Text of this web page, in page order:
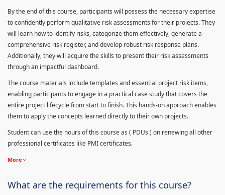
By the end of this course, participants will possess the necessary expertise
to confidently perform qualitative risk assessments for their projects. They
will learn how to identify risks, categorize them effectively, generate a
comprehensive risk register, and develop robust risk response plans.
Additionally, they will acquire the skills to present their risk assessments
through an impactful dashboard.
The course materials include templates and essential project risk items,
enabling participants to engage in a practical case study that covers the
entire project lifecycle from start to finish. This hands-on approach enables
them to apply the concepts learned directly to their own projects.
Student can use the hours of this course as ( PDUs ) on renewing all other
professional certificates like PMI certificates.
More
What are the requirements for this course?